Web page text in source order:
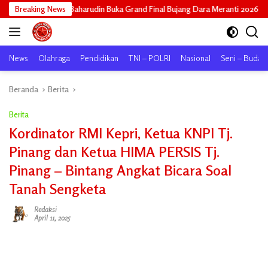
Langsung
ke
konten
Breaking News
Buka Grand Final Bujang Dara Meranti 2026: Cetak Generasi Unggul
News Olahraga Pendidikan TNI – POLRI Nasional Seni –
Beranda Berita
Berita
Kordinator RMI Kepri, Ketua KNPI Tj.
Pinang dan Ketua HIMA PERSIS Tj.
Pinang – Bintang Angkat Bicara Soal
Tanah Sengketa
Redaksi
April 11, 2025